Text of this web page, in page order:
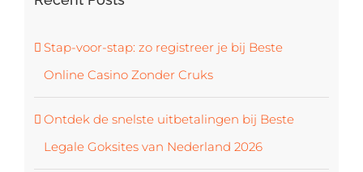
Stap-voor-stap: zo registreer je bij Beste
Online Casino Zonder Cruks
Ontdek de snelste uitbetalingen bij Beste
Legale Goksites van Nederland 2026